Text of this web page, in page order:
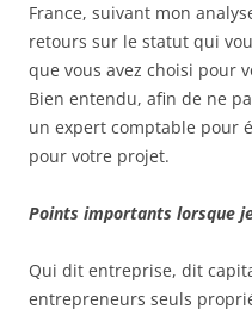
France, suivant mon
retours sur le statut qui
que vous avez choisi pour
Bien entendu, afin de ne
un expert comptable pour
pour votre projet.
Points importants lorsque
Qui dit entreprise, dit
entrepreneurs seuls